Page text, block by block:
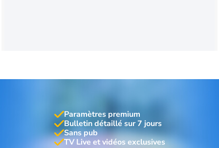
Paramètres premium
Bulletin détaillé sur 7 jours
Sans pub
TV Live et vidéos exclusives